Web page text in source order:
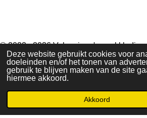
Deze website gebruikt cookies voor
doeleinden en/of het tonen van
gebruik te blijven maken van de site
hiermee akkoord.
Akkoord
© 2022 - 2026 Valenciana's merkkleding
Powered byJouwWeb
Telefoonnummer